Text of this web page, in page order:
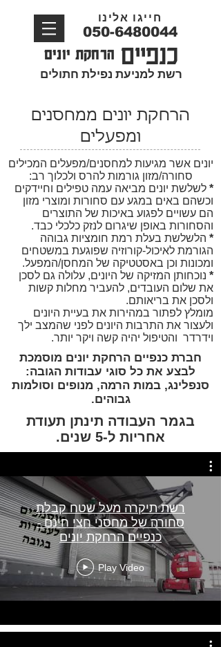
חייגו אלינו
050-6480044
הרחקת יונים
רשת למניעת נפילת חתולים
הרחקת יונים ממחסנים
ומפעלים
יונים אשר מגיעות למחסנים/מפעלים המכילים
סחורה/מזון גורמות להרס ולכלוך רב:
* לשלשת יונים מביאה עמה טפילים וחיידקים
וכשהם באים במגע עם סחורות ומוצרי מזון
הם עשויים לפגוע באיכות של התוצרים
והסחורות באופן שיגרום לנזק כלכלי כבד.
* הלשלשת בעלת רמת חומציות גבוהה
הגורמת לאיכול-קורוזיה שפוגעת במשטחים
ומכונות וכן באסטטיקה של המחסן/המפעל.
* נוכחותן המזיקה של היונים, עלולה גם לסכן
את שלום העובדים, להעביר מחלות קשות
ולסכן את בריאותם.
מומלץ לפתור במהירות את בעיית היונים
ולעצור את התרבות היונים לפני שהמצב ילך
וידרדר והטיפול יהיה קשה ויקר יותר.
חברת כנפיים הרחקת יונים מוסמכת
לבצע את כל סוגי עבודות הגובה:
סנפלינג, במות הרמה, מנופים וסולמות
גבוהים.
בגמר העבודה תינתן תעודת
אחריות ל-5 שנים.
רשת תיקרה מעל שטח קבלת
סחורה של מחסני חצי חינם -
כנפיים הרחקת יונים
Play Video